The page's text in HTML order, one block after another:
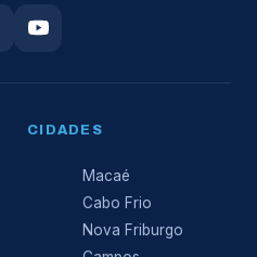
CIDADES
Macaé
Cabo Frio
Nova Friburgo